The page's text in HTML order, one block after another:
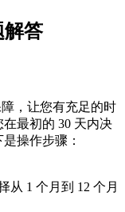
解答
，让您有充足的时
最初的 30 天内决
操作步骤：
从 1 个月到 12 个月